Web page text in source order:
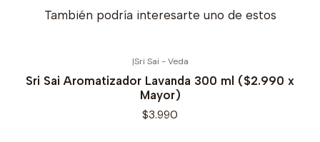
También podría interesarte uno de estos
|Sri Sai - Veda
Sri Sai Aromatizador Lavanda 300 ml ($2.990 x
Mayor)
$3.990